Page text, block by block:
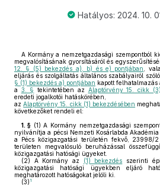
Hatályos: 2024. 10.
A Kormány a nemzetgazdasági szempontból
megvalósításának gyorsításáról és
12. § (5) bekezdés a), b) és e) pontjában
,
eljárás és szolgáltatás általános szabályairól szóló
§ (1) bekezdés a) pontjában kapott felhatalmazás
a 3. § tekintetében az Alaptörvény 15. cikk
eredeti jogalkotói hatáskörében,
azAlaptörvény 15. cikk (1) bekezdésében
következőket rendeli el:
1. § (1) A Kormány nemzetgazdasági
nyilvánítja a pécsi Nemzeti Kosárlabda
a Pécs közigazgatási területén fekvő,
területen megvalósuló beruházással
közigazgatási hatósági ügyeket.
(2) A Kormány az (1) bekezdés szerinti
közigazgatási hatósági ügyekben eljáró
meghatározott hatóságokat jelöli ki.
(3) 1